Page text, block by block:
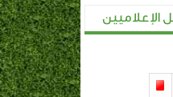
الإعلاميين